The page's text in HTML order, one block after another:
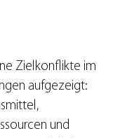
Zielkonflikte im
aufgezeigt:
und